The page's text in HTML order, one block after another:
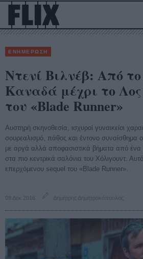
ΕΝΗΜΕΡΩΣΗ
Ντενί Βιλνέβ: Από
Καναδά μέχρι το Λος
του «Blade Runner»
Αυστηρή σκηνοθεσία, ισχυροί γυναικείοι
σουρεαλισμό, πάθος και έντονο συναίσθημα
με αργά αλλά αποφασιστικά βήματα από ένα
στα πιο κεντρικά σαλόνια του Χόλιγουντ.
επερχόμενου sequel του «Blade Runner».
09 Δεκ 2016 Δημήτρης Δημητρακόπουλος